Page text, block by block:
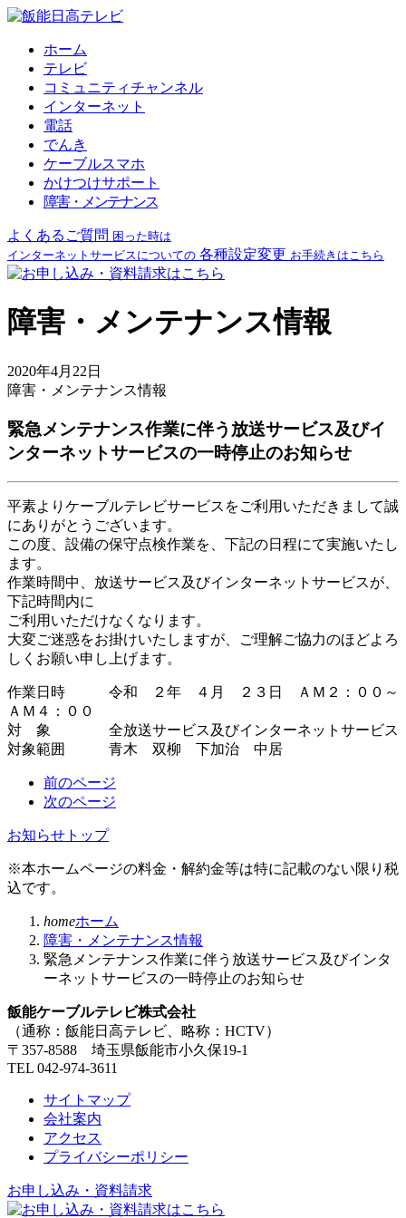
ホーム
テレビ
コミュニティチャンネル
インターネット
電話
でんき
ケーブルスマホ
かけつけサポート
障害・メンテナンス
よくあるご質問 困った時は
インターネットサービスについての 各種設定変更 お手続きはこちら
障害・メンテナンス情報
2020年4月22日
障害・メンテナンス情報
緊急メンテナンス作業に伴う放送サービス及びイ
ンターネットサービスの一時停止のお知らせ
平素よりケーブルテレビサービスをご利用いただきまして誠
にありがとうございます。
この度、設備の保守点検作業を、下記の日程にて実施いたし
ます。
作業時間中、放送サービス及びインターネットサービスが、
下記時間内に
ご利用いただけなくなります。
大変ご迷惑をお掛けいたしますが、ご理解ご協力のほどよろ
しくお願い申し上げます。
作業日時 令和 ２年 ４月 ２３日 ＡＭ２：００～
ＡＭ４：００
対 象 全放送サービス及びインターネットサービス
対象範囲 青木 双柳 下加治 中居
前のページ
次のページ
お知らせトップ
※本ホームページの料金・解約金等は特に記載のない限り税
込です。
homeホーム
障害・メンテナンス情報
緊急メンテナンス作業に伴う放送サービス及びインタ
ーネットサービスの一時停止のお知らせ
飯能ケーブルテレビ株式会社
（通称：飯能日高テレビ、略称：HCTV）
〒357-8588 埼玉県飯能市小久保19-1
TEL 042-974-3611
サイトマップ
会社案内
アクセス
プライバシーポリシー
お申し込み・資料請求